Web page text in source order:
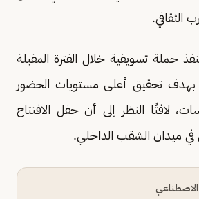
الثقافي.
حملة تسويقية خلال الفترة المقبلة
بهدف تحقيق أعلى مستويات الحضور
لافتًا النظر إلى أن حفل الافتتاح
في ميدان الشقب الداخلي.
الاصطناعي